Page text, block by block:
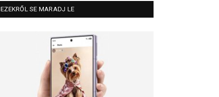
EZEKRŐL SE MARADJ LE